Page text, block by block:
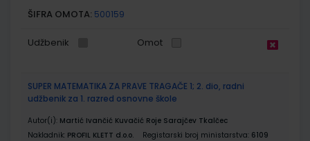
ŠIFRA OMOTA: 500159
Udžbenik Omot
SUPER MATEMATIKA ZA PRAVE TRAGAČE 1; 2. dio, radni
udžbenik za 1. razred osnovne škole
Autor(i): Martić Ivančić Kuvačić Roje Sarajčev Tkalčec
Nakladnik: PROFIL KLETT d.o.o. Registarski broj ministarstva: 6109